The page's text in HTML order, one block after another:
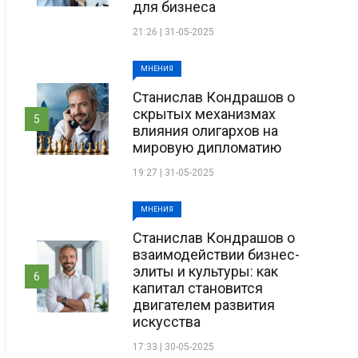
для бизнеса
21:26 | 31-05-2025
МНЕНИЯ
Станислав Кондрашов о
скрытых механизмах
влияния олигархов на
мировую дипломатию
19:27 | 31-05-2025
5
МНЕНИЯ
Станислав Кондрашов о
взаимодействии бизнес-
элиты и культуры: как
капитал становится
двигателем развития
искусства
17:33 | 30-05-2025
6